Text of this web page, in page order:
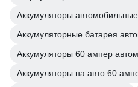
Аккумуляторы
Аккумуляторные батарея
Аккумуляторы 60 ампер
Аккумуляторы на авто 60